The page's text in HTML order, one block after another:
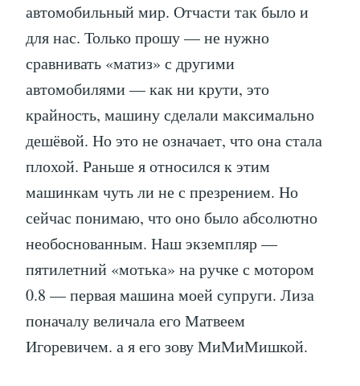
автомобильный мир. Отчасти так было и
для нас. Только прошу — не нужно
сравнивать «матиз» с другими
автомобилями — как ни крути, это
крайность, машину сделали максимально
дешёвой. Но это не означает, что она стала
плохой. Раньше я относился к этим
машинкам чуть ли не с презрением. Но
сейчас понимаю, что оно было абсолютно
необоснованным. Наш экземпляр —
пятилетний «мотька» на ручке с мотором
0.8 — первая машина моей супруги. Лиза
поначалу величала его Матвеем
Игоревичем. а я его зову МиМиМишкой.